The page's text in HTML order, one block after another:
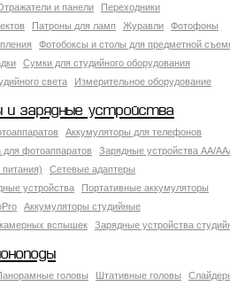
и панели
Переходники
Патроны для ламп Журавли
Фотофоны
Фотобоксы и столы для предметной
Сумки для студийного оборудования
света
Измерительное оборудование
и зарядные устройства
Аккумуляторы для телефонов
для фотоаппаратов
Зарядные устройства AA/
Сетевые адаптеры
устройства
Портативные аккумуляторы
Аккумуляторы студийные
вспышек
Зарядные устройства
головы Штативные головы